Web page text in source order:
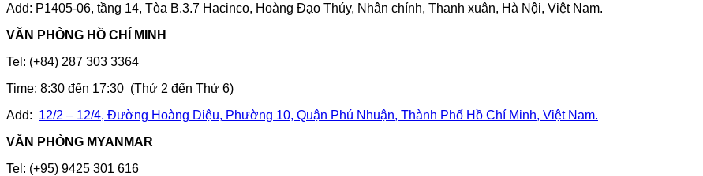
Add: P1405-06, tầng 14, Tòa B.3.7 Hacinco, Hoàng Đạo Thúy, Nhân chính, Thanh xuân, Hà Nội, Việt Nam.
VĂN PHÒNG HỒ CHÍ MINH
Tel: (+84) 287 303 3364
Time: 8:30 đến 17:30 (Thứ 2 đến Thứ 6)
Add: 12/2 – 12/4, Đường Hoàng Diệu, Phường 10, Quận Phú Nhuận, Thành Phố Hồ Chí Minh, Việt Nam.
VĂN PHÒNG MYANMAR
Tel: (+95) 9425 301 616